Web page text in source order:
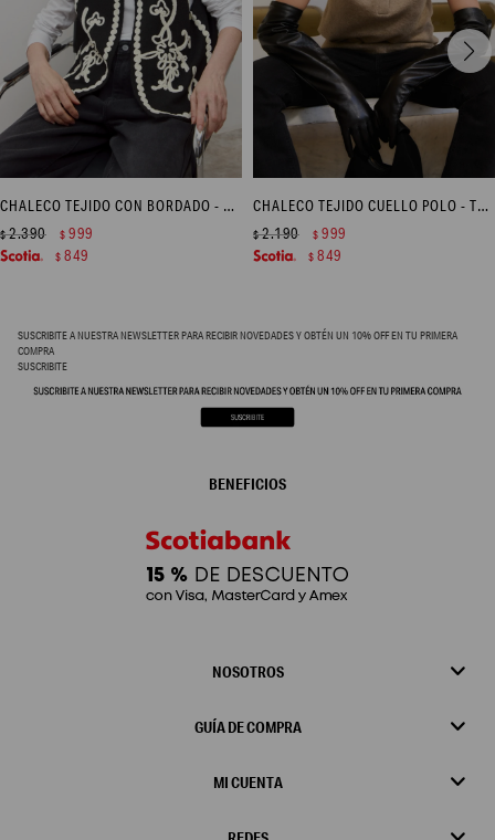
CHALECO TEJIDO CON BORDADO - NEGRO
$2.390 $ 999
$ 849
CHALECO TEJIDO CUELLO POLO - TOSTADO MELANGE
$2.190 $ 999
$ 849
SUSCRIBITE A NUESTRA NEWSLETTER PARA RECIBIR NOVEDADES Y OBTÉN UN 10% OFF EN TU PRIMERA
COMPRA
SUSCRIBITE
NOSOTROS
GUÍA DE COMPRA
MI CUENTA
BENEFICIOS